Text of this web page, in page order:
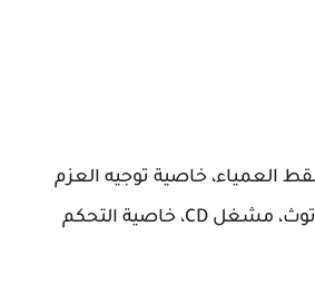
العمياء، خاصية توجيه العزم
الدوراني للثبات حول الزوايا، خاصية التحذير من مغادرة المسار، راديو، بلوتوث، مشغل CD، خاصية التحكم